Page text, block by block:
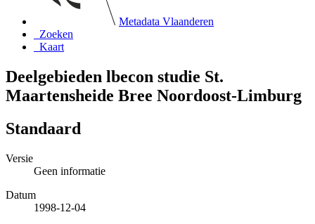
Metadata Vlaanderen
Zoeken
Kaart
Deelgebieden lbecon studie St.
Maartensheide Bree Noordoost-Limburg
Standaard
Versie
Geen informatie
Datum
1998-12-04